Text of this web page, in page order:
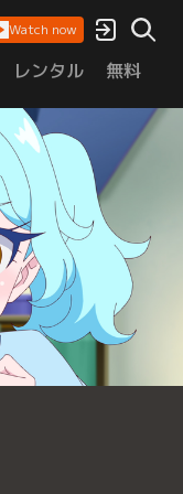
Watch now
レンタル 無料